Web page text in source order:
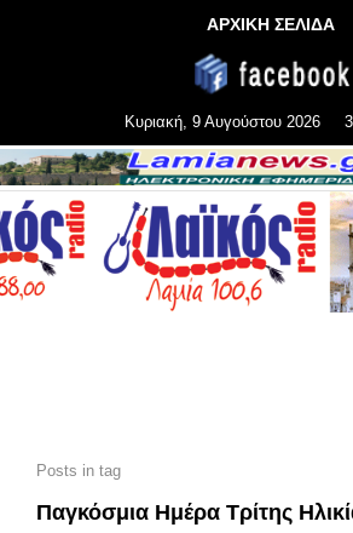
ΑΡΧΙΚΗ ΣΕΛΙΔΑ
Κυριακή, 9 Αυγούστου 2026
Posts in tag
Παγκόσμια Ημέρα Τρίτης